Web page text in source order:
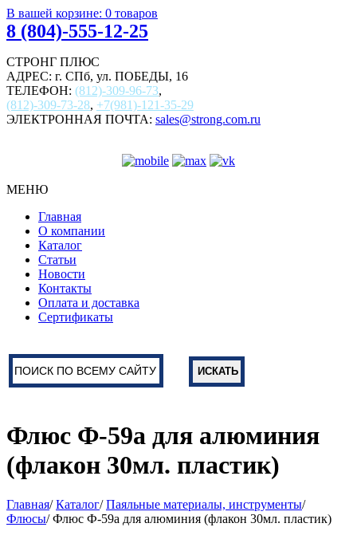
В вашей корзине: 0 товаров
8 (804)-555-12-25
СТРОНГ ПЛЮС
АДРЕС: г. СПб, ул. ПОБЕДЫ, 16
ТЕЛЕФОН: (812)-309-96-73,
(812)-309-73-28, +7(981)-121-35-29
ЭЛЕКТРОННАЯ ПОЧТА: sales@strong.com.ru
МЕНЮ
Главная
О компании
Каталог
Статьи
Новости
Контакты
Оплата и доставка
Сертификаты
Флюс Ф-59а для алюминия
(флакон 30мл. пластик)
Главная/Каталог/Паяльные материалы, инструменты/
Флюсы/ Флюс Ф-59а для алюминия (флакон 30мл. пластик)